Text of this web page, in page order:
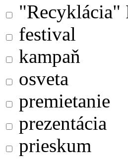
"Recyklácia"
festival
kampaň
osveta
premietanie
prezentácia
prieskum